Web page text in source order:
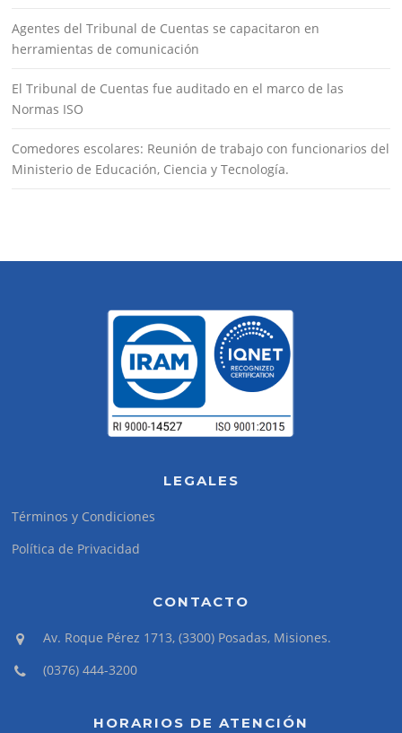
Agentes del Tribunal de Cuentas se capacitaron en
herramientas de comunicación
El Tribunal de Cuentas fue auditado en el marco de las
Normas ISO
Comedores escolares: Reunión de trabajo con funcionarios del
Ministerio de Educación, Ciencia y Tecnología.
LEGALES
Términos y Condiciones
Política de Privacidad
CONTACTO
Av. Roque Pérez 1713, (3300) Posadas, Misiones.
(0376) 444-3200
HORARIOS DE ATENCIÓN